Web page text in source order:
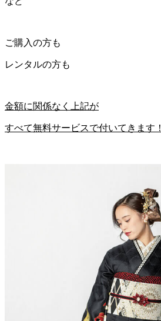
ご購入の方も
レンタルの方も
金額に関係なく上記が
すべて無料サービスで付いてきます！